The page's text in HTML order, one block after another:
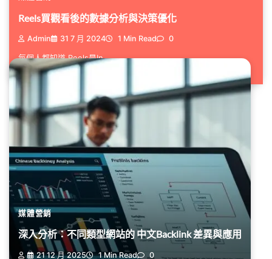
Reels買觀看後的數據分析與決策優化
Admin 31 7 月 2024 1 Min Read 0
每個人都知道,Reels是In...
媒體營銷
深入分析：不同類型網站的 中文Backlink 差異與應用
21 12 月 2025 1 Min Read 0